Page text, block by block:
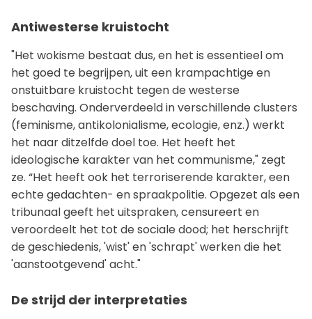
Antiwesterse kruistocht
"Het wokisme bestaat dus, en het is essentieel om
het goed te begrijpen, uit een krampachtige en
onstuitbare kruistocht tegen de westerse
beschaving. Onderverdeeld in verschillende clusters
(feminisme, antikolonialisme, ecologie, enz.) werkt
het naar ditzelfde doel toe. Het heeft het
ideologische karakter van het communisme," zegt
ze. “Het heeft ook het terroriserende karakter, een
echte gedachten- en spraakpolitie. Opgezet als een
tribunaal geeft het uitspraken, censureert en
veroordeelt het tot de sociale dood; het herschrijft
de geschiedenis, 'wist' en 'schrapt' werken die het
'aanstootgevend' acht."
De strijd der interpretaties